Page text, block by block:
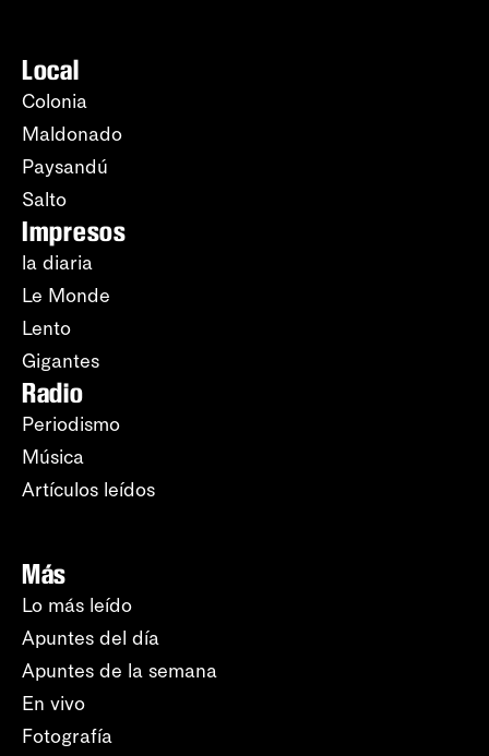
Local
Colonia
Maldonado
Paysandú
Salto
Impresos
la diaria
Le Monde
Lento
Gigantes
Radio
Periodismo
Música
Artículos leídos
Más
Lo más leído
Apuntes del día
Apuntes de la semana
En vivo
Fotografía